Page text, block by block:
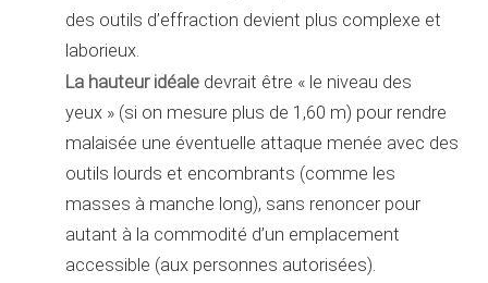
des outils d’effraction devient plus complexe et
laborieux.
La hauteur idéale devrait être « le niveau des
yeux » (si on mesure plus de 1,60 m) pour rendre
malaisée une éventuelle attaque menée avec des
outils lourds et encombrants (comme les
masses à manche long), sans renoncer pour
autant à la commodité d’un emplacement
accessible (aux personnes autorisées).